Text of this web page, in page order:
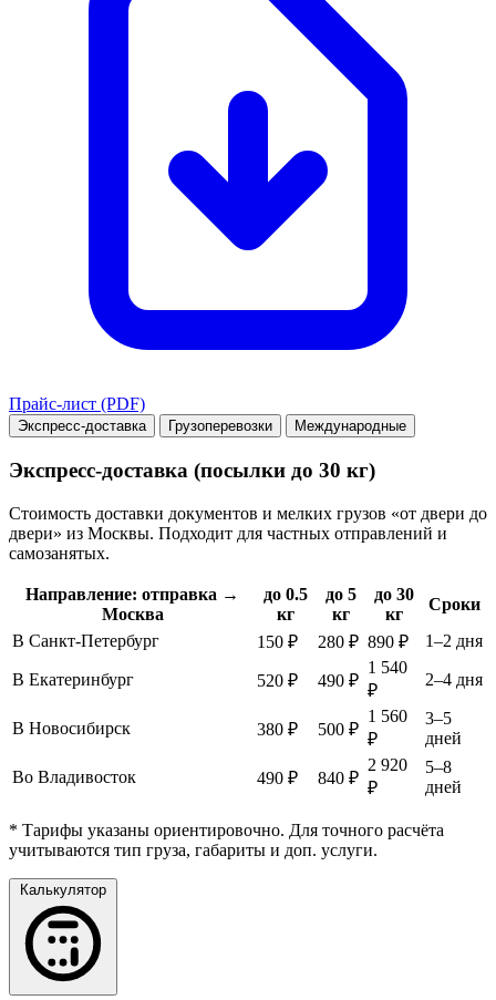
Прайс-лист (PDF)
Экспресс-доставка Грузоперевозки Международные
Экспресс-доставка (посылки до 30 кг)
Стоимость доставки документов и мелких грузов «от двери до
двери» из Москвы. Подходит для частных отправлений и
самозанятых.
Направление: отправка →
Москва
до 0.5
кг
до 5
кг
до 30
кг
Сроки
В Санкт-Петербург
150 ₽ 280 ₽ 890 ₽ 1–2 дня
В Екатеринбург 520 ₽ 490 ₽
1 540
₽
2–4 дня
В Новосибирск 380 ₽ 500 ₽
1 560
₽
3–5
дней
Во Владивосток 490 ₽ 840 ₽
2 920
₽
5–8
дней
* Тарифы указаны ориентировочно. Для точного расчёта
учитываются тип груза, габариты и доп. услуги.
Калькулятор